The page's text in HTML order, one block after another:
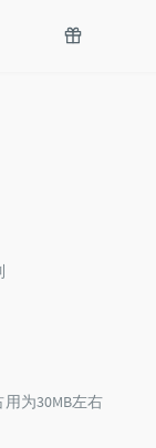
为30MB左右